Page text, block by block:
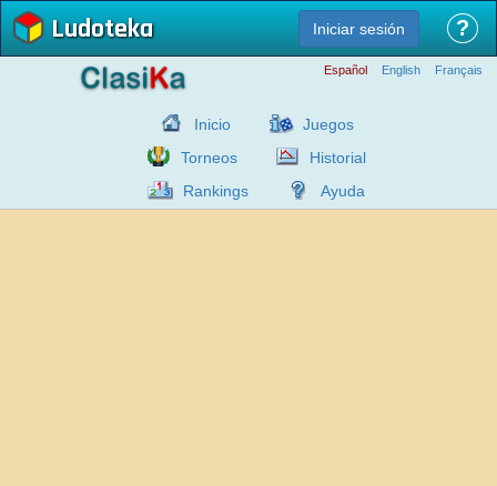
Ludoteka Iniciar sesión ?
Español English Français
Inicio
Juegos
Torneos
Historial
Rankings
Ayuda